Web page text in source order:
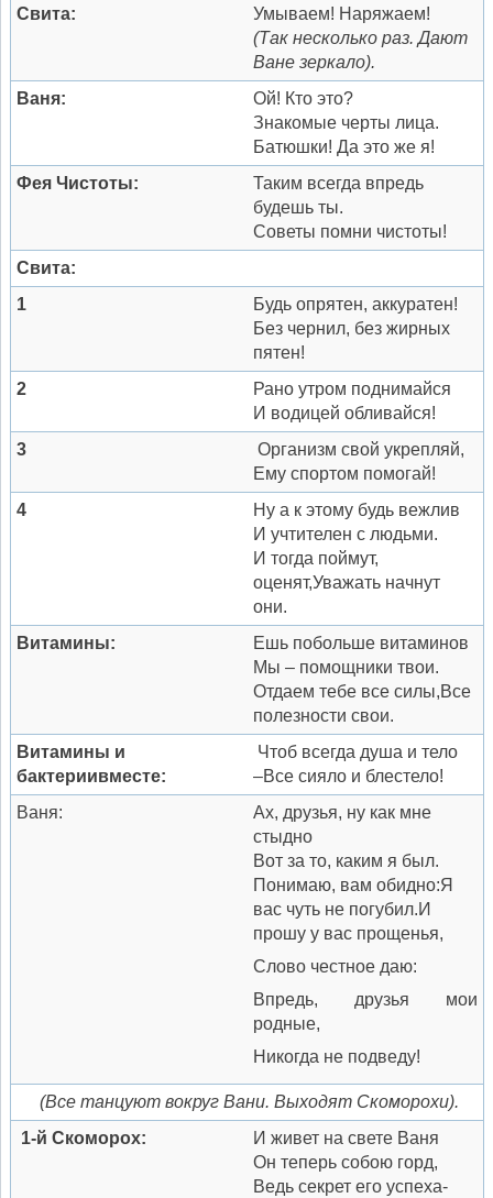
Свита:
Умываем! Наряжаем!
(Так несколько раз. Дают
Ване зеркало).
Ваня:
Ой! Кто это?
Знакомые черты лица.
Батюшки! Да это же я!
Фея Чистоты:
Таким всегда впредь
будешь ты.
Советы помни чистоты!
Свита:
1
Будь опрятен, аккуратен!
Без чернил, без жирных
пятен!
2
Рано утром поднимайся
И водицей обливайся!
3
Организм свой укрепляй,
Ему спортом помогай!
4
Ну а к этому будь вежлив
И учтителен с людьми.
И тогда поймут,
оценят,Уважать начнут
они.
Витамины:
Ешь побольше витаминов
Мы – помощники твои.
Отдаем тебе все силы,Все
полезности свои.
Витамины и
бактериивместе:
Чтоб всегда душа и тело
–Все сияло и блестело!
Ваня:
Ах, друзья, ну как мне
стыдно
Вот за то, каким я был.
Понимаю, вам обидно:Я
вас чуть не погубил.И
прошу у вас прощенья,
Слово честное даю:
Впредь, друзья мои
родные,
Никогда не подведу!
(Все танцуют вокруг Вани. Выходят Скоморохи).
1-й Скоморох:
И живет на свете Ваня
Он теперь собою горд,
Ведь секрет его успеха-